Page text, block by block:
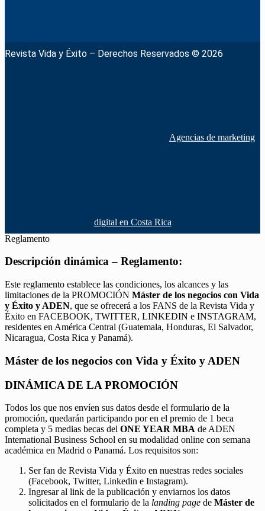
Revista Vida y Éxito – Derechos Reservados © 2026
Agencias de marketing
digital en Costa Rica
Reglamento
Descripción dinámica – Reglamento:
Este reglamento establece las condiciones, los alcances y las
limitaciones de la PROMOCIÓN Máster de los negocios con Vida
y Éxito y ADEN, que se ofrecerá a los FANS de la Revista Vida y
Éxito en FACEBOOK, TWITTER, LINKEDIN e INSTAGRAM,
residentes en América Central (Guatemala, Honduras, El Salvador,
Nicaragua, Costa Rica y Panamá).
Máster de los negocios con Vida y Éxito y ADEN
DINÁMICA DE LA PROMOCIÓN
Todos los que nos envíen sus datos desde el formulario de la
promoción, quedarán participando por en el premio de 1 beca
completa y 5 medias becas del ONE YEAR MBA de ADEN
International Business School en su modalidad online con semana
académica en Madrid o Panamá. Los requisitos son:
Ser fan de Revista Vida y Éxito en nuestras redes sociales
(Facebook, Twitter, Linkedin e Instagram).
Ingresar al link de la publicación y enviarnos los datos
solicitados en el formulario de la landing page de Máster de